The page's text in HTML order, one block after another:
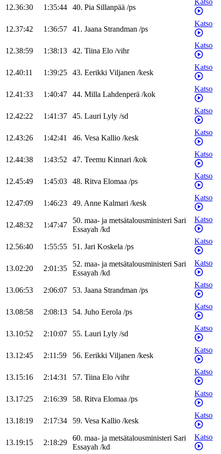
12.36:30 1:35:44 40. Pia Sillanpää /ps
Katso
12.37:42 1:36:57 41. Jaana Strandman /ps
Katso
12.38:59 1:38:13 42. Tiina Elo /vihr
Katso
12.40:11 1:39:25 43. Eerikki Viljanen /kesk
Katso
12.41:33 1:40:47 44. Milla Lahdenperä /kok
Katso
12.42:22 1:41:37 45. Lauri Lyly /sd
Katso
12.43:26 1:42:41 46. Vesa Kallio /kesk
Katso
12.44:38 1:43:52 47. Teemu Kinnari /kok
Katso
12.45:49 1:45:03 48. Ritva Elomaa /ps
Katso
12.47:09 1:46:23 49. Anne Kalmari /kesk
Katso
12.48:32 1:47:47
50. maa- ja metsätalousministeri Sari
Essayah /kd
Katso
12.56:40 1:55:55 51. Jari Koskela /ps
Katso
13.02:20 2:01:35
52. maa- ja metsätalousministeri Sari
Essayah /kd
Katso
13.06:53 2:06:07 53. Jaana Strandman /ps
Katso
13.08:58 2:08:13 54. Juho Eerola /ps
Katso
13.10:52 2:10:07 55. Lauri Lyly /sd
Katso
13.12:45 2:11:59 56. Eerikki Viljanen /kesk
Katso
13.15:16 2:14:31 57. Tiina Elo /vihr
Katso
13.17:25 2:16:39 58. Ritva Elomaa /ps
Katso
13.18:19 2:17:34 59. Vesa Kallio /kesk
Katso
13.19:15 2:18:29
60. maa- ja metsätalousministeri Sari
Essayah /kd
Katso